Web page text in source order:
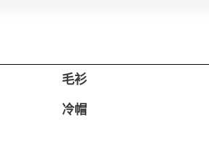
毛衫
冷帽